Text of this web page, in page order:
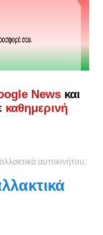
News και
καθημερινή
αυτοκινήτου;